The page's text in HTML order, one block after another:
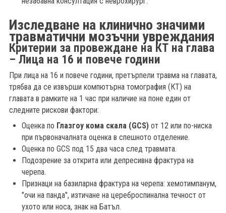
Изследване на клинично значими
травматични мозъчни увреждания
Критерии за провеждане на КТ на глава
– Лица на 16 и повече години
При лица на 16 и повече години, претърпели травма на главата,
трябва да се извърши компютърна томография (КТ) на
главата в рамките на 1 час при наличие на поне един от
следните рискови фактори:
Оценка по Глазгоу кома скала (GCS)от 12 или по-ниска
при първоначалната оценка в спешното отделение.
Оценка по GCS под 15 два часа след травмата.
Подозрение за открита или депресивна фрактура на
черепа.
Признаци на базиларна фрактура на черепа: хемотимпанум,
"очи на панда", изтичане на цереброспинална течност от
ухото или носа, знак на Батъл.